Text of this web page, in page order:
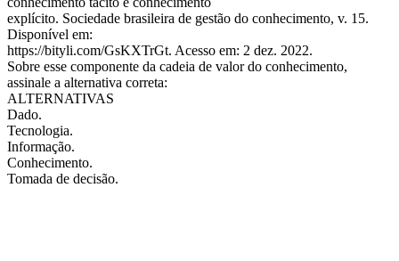
explícito. Sociedade brasileira de gestão do conhecimento, v. 15.
Disponível em:
https://bityli.com/GsKXTrGt. Acesso em: 2 dez. 2022.
Sobre esse componente da cadeia de valor do conhecimento,
assinale a alternativa correta:
ALTERNATIVAS
Dado.
Tecnologia.
Informação.
Conhecimento.
Tomada de decisão.